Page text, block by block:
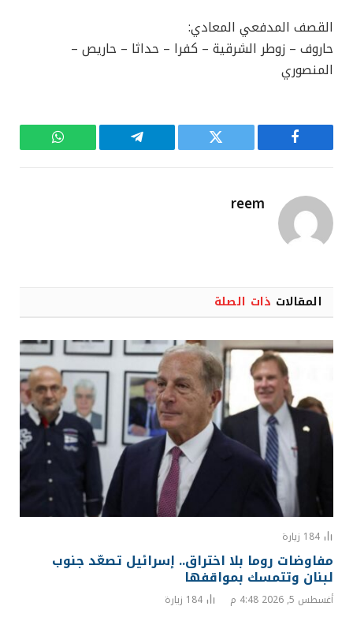
القصف المدفعي المعادي:
حاروف – زوطر الشرقية – كفرا – حداثا – حاريص –
المنصوري
فيسبوك تويتر تيلقرام واتساب
reem
المقالات ذات الصلة
184 زيارة
مفاوضات روما بلا اختراق.. إسرائيل تصعّد جنوب
لبنان وتتمسك بمواقفها
أغسطس 5, 2026 4:48 م 184 زيارة